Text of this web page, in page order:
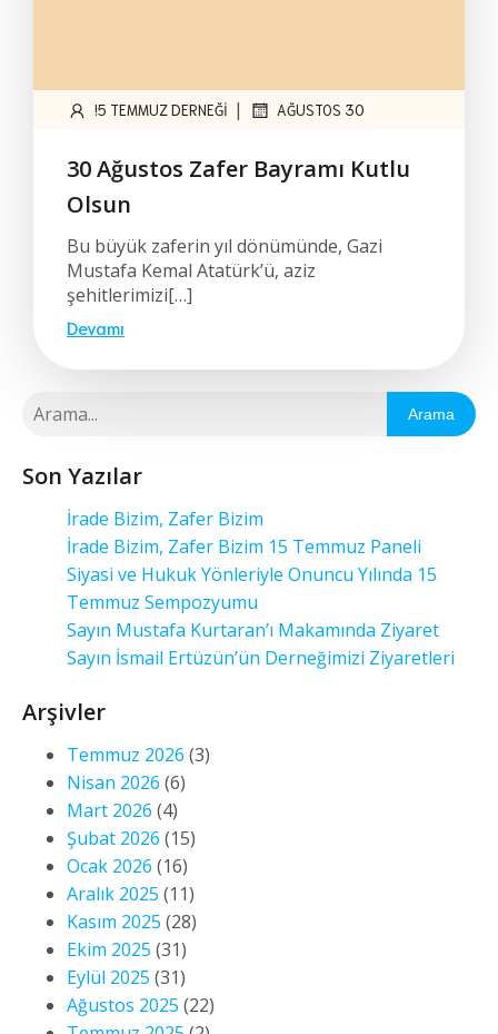
!5 TEMMUZ DERNEĞI | AĞUSTOS 30
30 Ağustos Zafer Bayramı Kutlu
Olsun
Bu büyük zaferin yıl dönümünde, Gazi
Mustafa Kemal Atatürk’ü, aziz
şehitlerimizi[…]
Devamı
Arama
Son Yazılar
İrade Bizim, Zafer Bizim
İrade Bizim, Zafer Bizim 15 Temmuz Paneli
Siyasi ve Hukuk Yönleriyle Onuncu Yılında 15
Temmuz Sempozyumu
Sayın Mustafa Kurtaran’ı Makamında Ziyaret
Sayın İsmail Ertüzün’ün Derneğimizi Ziyaretleri
Arşivler
Temmuz 2026 (3)
Nisan 2026 (6)
Mart 2026 (4)
Şubat 2026 (15)
Ocak 2026 (16)
Aralık 2025 (11)
Kasım 2025 (28)
Ekim 2025 (31)
Eylül 2025 (31)
Ağustos 2025 (22)